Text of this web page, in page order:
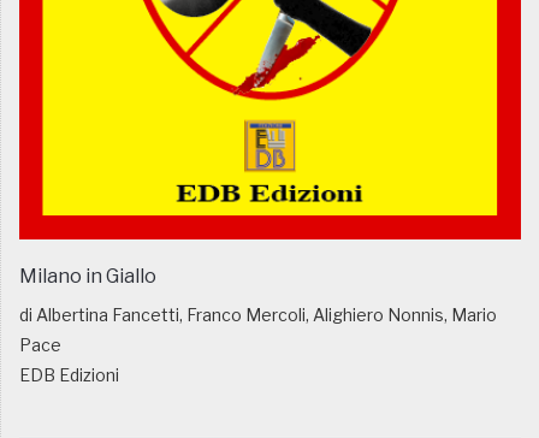
Milano in Giallo
di Albertina Fancetti, Franco Mercoli, Alighiero Nonnis, Mario
Pace
EDB Edizioni